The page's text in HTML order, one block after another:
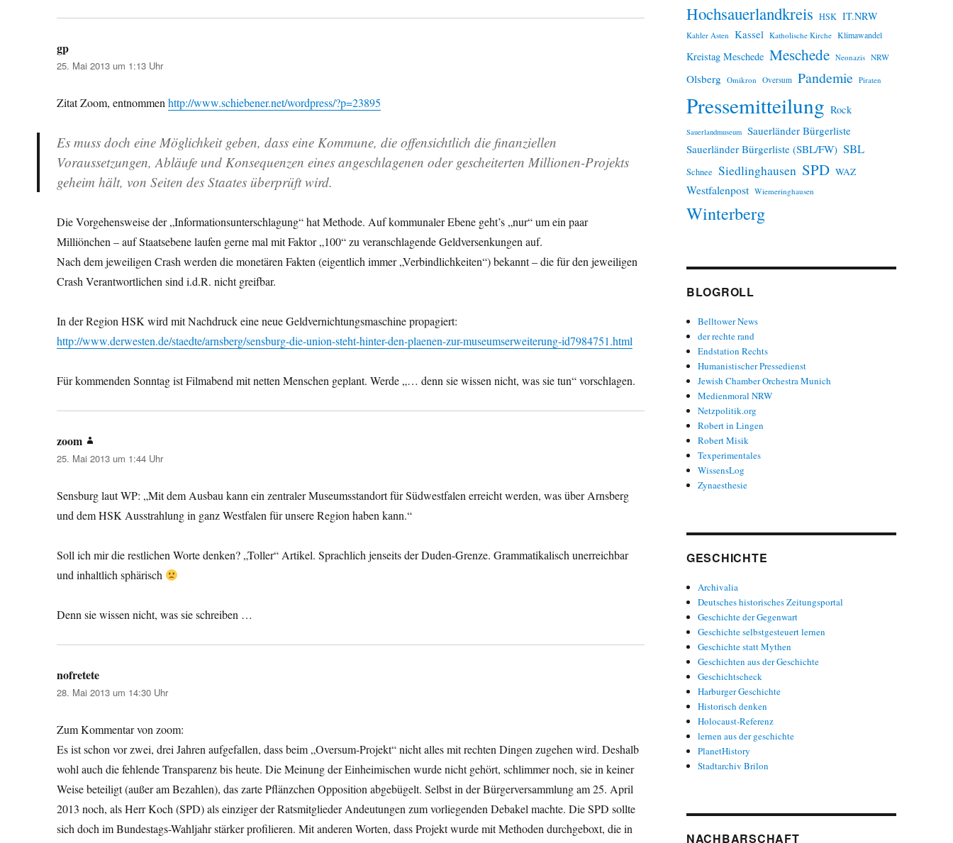
gp
25. Mai 2013 um 1:13 Uhr
Zitat Zoom, entnommenhttp://www.schiebener.net/wordpress/?p=23895
Es muss doch eine Möglichkeit geben, dass eine Kommune, die offensichtlich die finanziellen
Voraussetzungen, Abläufe und Konsequenzen eines angeschlagenen oder gescheiterten Millionen-Projekts
geheim hält, von Seiten des Staates überprüft wird.
Die Vorgehensweise der „Informationsunterschlagung“ hat Methode. Auf kommunaler Ebene geht’s „nur“ um ein paar
Milliönchen – auf Staatsebene laufen gerne mal mit Faktor „100“ zu veranschlagende Geldversenkungen auf.
Nach dem jeweiligen Crash werden die monetären Fakten (eigentlich immer „Verbindlichkeiten“) bekannt – die für den jeweiligen
Crash Verantwortlichen sind i.d.R. nicht greifbar.
In der Region HSK wird mit Nachdruck eine neue Geldvernichtungsmaschine propagiert:
http://www.derwesten.de/staedte/arnsberg/sensburg-die-union-steht-hinter-den-plaenen-zur-museumserweiterung-id7984751.html
Für kommenden Sonntag ist Filmabend mit netten Menschen geplant. Werde „… denn sie wissen nicht, was sie tun“ vorschlagen.
zoom
25. Mai 2013 um 1:44 Uhr
Sensburg laut WP: „Mit dem Ausbau kann ein zentraler Museumsstandort für Südwestfalen erreicht werden, was über Arnsberg
und dem HSK Ausstrahlung in ganz Westfalen für unsere Region haben kann.“
Soll ich mir die restlichen Worte denken? „Toller“ Artikel. Sprachlich jenseits der Duden-Grenze. Grammatikalisch unerreichbar
und inhaltlich sphärisch
Denn sie wissen nicht, was sie schreiben …
nofretete
28. Mai 2013 um 14:30 Uhr
Zum Kommentar von zoom:
Es ist schon vor zwei, drei Jahren aufgefallen, dass beim „Oversum-Projekt“ nicht alles mit rechten Dingen zugehen wird. Deshalb
wohl auch die fehlende Transparenz bis heute. Die Meinung der Einheimischen wurde nicht gehört, schlimmer noch, sie in keiner
Weise beteiligt (außer am Bezahlen), das zarte Pflänzchen Opposition abgebügelt. Selbst in der Bürgerversammlung am 25. April
2013 noch, als Herr Koch (SPD) als einziger der Ratsmitglieder Andeutungen zum vorliegenden Debakel machte. Die SPD sollte
sich doch im Bundestags-Wahljahr stärker profilieren. Mit anderen Worten, dass Projekt wurde mit Methoden durchgeboxt, die in
Hochsauerlandkreis HSK IT.NRW
Kahler Asten Kassel Katholische Kirche Klimawandel
Kreistag Meschede Meschede Neonazis NRW
Olsberg Omikron Oversum Pandemie Piraten
Pressemitteilung Rock
Sauerlandmuseum Sauerländer Bürgerliste
Sauerländer Bürgerliste (SBL/FW) SBL
Schnee Siedlinghausen SPD WAZ
Westfalenpost Wiemeringhausen
Winterberg
BLOGROLL
Belltower News
der rechte rand
Endstation Rechts
Humanistischer Pressedienst
Jewish Chamber Orchestra Munich
Medienmoral NRW
Netzpolitik.org
Robert in Lingen
Robert Misik
Texperimentales
WissensLog
Zynaesthesie
GESCHICHTE
Archivalia
Deutsches historisches Zeitungsportal
Geschichte der Gegenwart
Geschichte selbstgesteuert lernen
Geschichte statt Mythen
Geschichten aus der Geschichte
Geschichtscheck
Harburger Geschichte
Historisch denken
Holocaust-Referenz
lernen aus der geschichte
PlanetHistory
Stadtarchiv Brilon
NACHBARSCHAFT